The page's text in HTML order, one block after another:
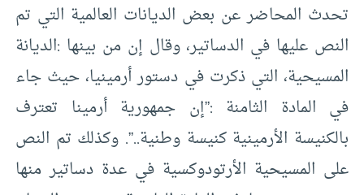
تحدث المحاضر عن بعض الديانات العالمية التي تم
النص عليها في الدساتير، وقال إن من بينها :الديانة
المسيحية، التي ذكرت في دستور أرمينيا، حيث جاء
في المادة الثامنة :”إن جمهورية أرمينا تعترف
بالكنيسة الأرمينية كنيسة وطنية..”. وكذلك تم النص
على المسيحية الأرتودوكسية في عدة دساتير منها